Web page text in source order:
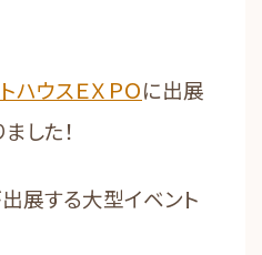
ハウスＥＸＰＯに出展
した！
展する大型イベント